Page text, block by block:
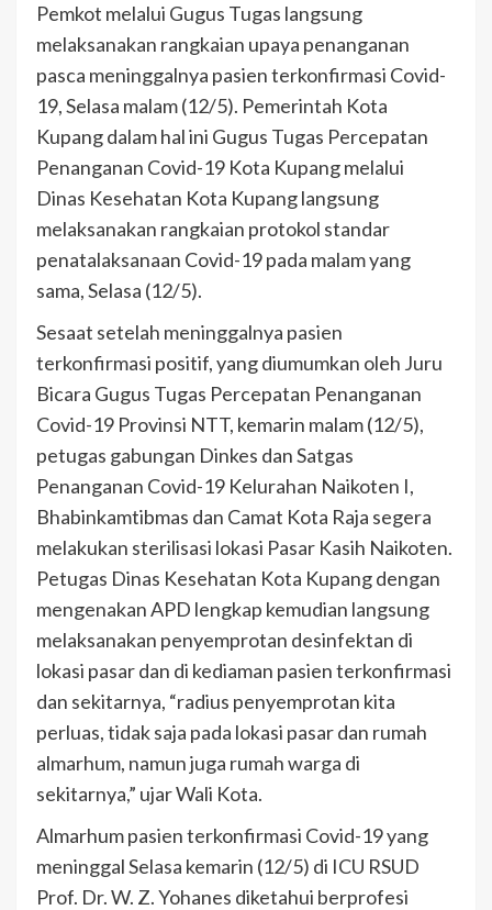
Pemkot melalui Gugus Tugas langsung
melaksanakan rangkaian upaya penanganan
pasca meninggalnya pasien terkonfirmasi Covid-
19, Selasa malam (12/5). Pemerintah Kota
Kupang dalam hal ini Gugus Tugas Percepatan
Penanganan Covid-19 Kota Kupang melalui
Dinas Kesehatan Kota Kupang langsung
melaksanakan rangkaian protokol standar
penatalaksanaan Covid-19 pada malam yang
sama, Selasa (12/5).
Sesaat setelah meninggalnya pasien
terkonfirmasi positif, yang diumumkan oleh Juru
Bicara Gugus Tugas Percepatan Penanganan
Covid-19 Provinsi NTT, kemarin malam (12/5),
petugas gabungan Dinkes dan Satgas
Penanganan Covid-19 Kelurahan Naikoten I,
Bhabinkamtibmas dan Camat Kota Raja segera
melakukan sterilisasi lokasi Pasar Kasih Naikoten.
Petugas Dinas Kesehatan Kota Kupang dengan
mengenakan APD lengkap kemudian langsung
melaksanakan penyemprotan desinfektan di
lokasi pasar dan di kediaman pasien terkonfirmasi
dan sekitarnya, “radius penyemprotan kita
perluas, tidak saja pada lokasi pasar dan rumah
almarhum, namun juga rumah warga di
sekitarnya,” ujar Wali Kota.
Almarhum pasien terkonfirmasi Covid-19 yang
meninggal Selasa kemarin (12/5) di ICU RSUD
Prof. Dr. W. Z. Yohanes diketahui berprofesi